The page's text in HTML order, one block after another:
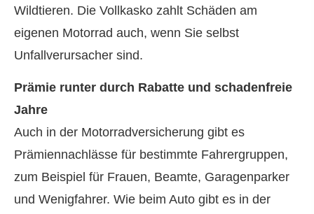
Wildtieren. Die Vollkasko zahlt Schäden am
eigenen Motorrad auch, wenn Sie selbst
Unfallverursacher sind.
Prämie runter durch Rabatte und schadenfreie
Jahre
Auch in der Motor­rad­ver­sicherung gibt es
Prämiennachlässe für bestimmte Fahrergruppen,
zum Beispiel für Frauen, Beamte, Garagenparker
und Wenigfahrer. Wie beim Auto gibt es in der